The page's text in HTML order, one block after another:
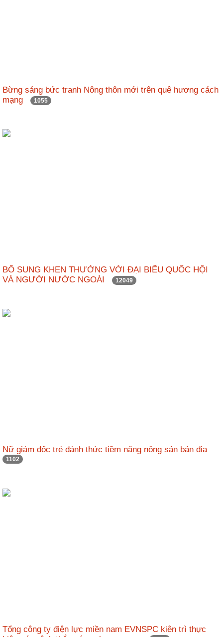
Bừng sáng bức tranh Nông thôn mới trên quê hương cách
mạng
1055
BỔ SUNG KHEN THƯỞNG VỚI ĐẠI BIỂU QUỐC HỘI
VÀ NGƯỜI NƯỚC NGOÀI
12049
Nữ giám đốc trẻ đánh thức tiềm năng nông sản bản địa
1102
Tổng công ty điện lực miền nam EVNSPC kiên trì thực